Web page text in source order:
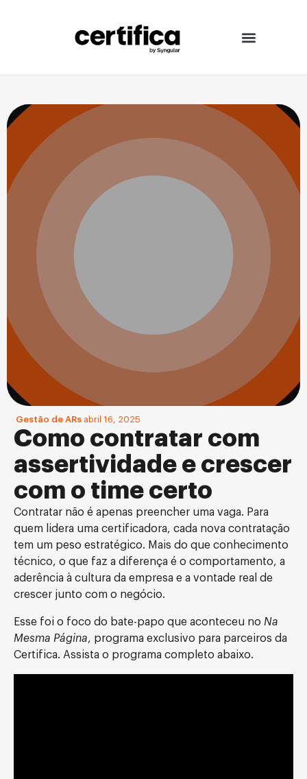
Gestão de ARs abril 16, 2025
Como contratar com
assertividade e crescer
com o time certo
Contratar não é apenas preencher uma vaga. Para
quem lidera uma certificadora, cada nova contratação
tem um peso estratégico. Mais do que conhecimento
técnico, o que faz a diferença é o comportamento, a
aderência à cultura da empresa e a vontade real de
crescer junto com o negócio.
Esse foi o foco do bate-papo que aconteceu no Na
Mesma Página, programa exclusivo para parceiros da
Certifica. Assista o programa completo abaixo.